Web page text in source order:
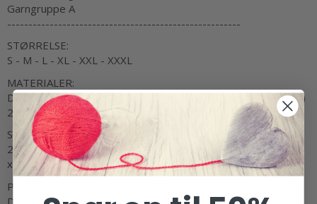
Garngruppe A
-------------------------------------------------------
STØRRELSE:
S - M - L - XL - XXL - XXXL
MATERIALER:
DROPS BABY MERINO fra Garnstudio (tilhører garngruppe A)
250-250-300-300-350-350 g farve 01, hvid
STRIKKEFASTHED:
24 masker i bredden og 32 pinde i højden med glatstrik = 10
x 10 cm.
PINDE:
DROPS RUNDPIND NR 4: Længde på 80 cm.